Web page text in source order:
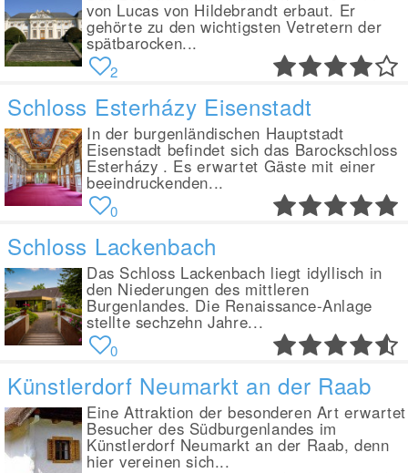
von Lucas von Hildebrandt erbaut. Er
gehörte zu den wichtigsten Vetretern der
spätbarocken...
2
Schloss Esterházy Eisenstadt
In der burgenländischen Hauptstadt
Eisenstadt befindet sich das Barockschloss
Esterházy . Es erwartet Gäste mit einer
beeindruckenden...
0
Schloss Lackenbach
Das Schloss Lackenbach liegt idyllisch in
den Niederungen des mittleren
Burgenlandes. Die Renaissance-Anlage
stellte sechzehn Jahre...
0
Künstlerdorf Neumarkt an der Raab
Eine Attraktion der besonderen Art erwartet
Besucher des Südburgenlandes im
Künstlerdorf Neumarkt an der Raab, denn
hier vereinen sich...